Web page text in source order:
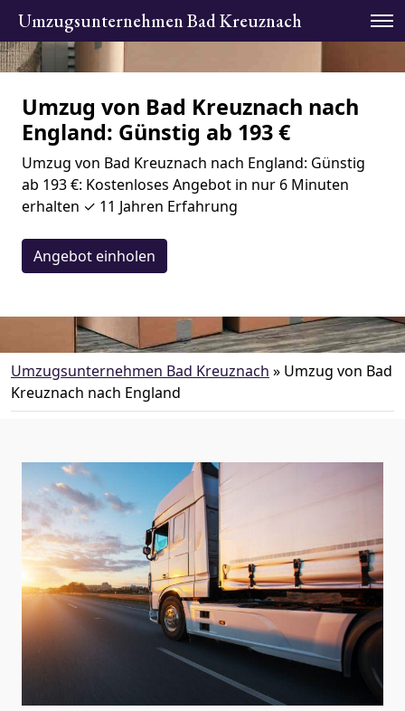
Umzugsunternehmen Bad Kreuznach
Umzug von Bad Kreuznach nach
England: Günstig ab 193 €
Umzug von Bad Kreuznach nach England: Günstig
ab 193 €: Kostenloses Angebot in nur 6 Minuten
erhalten ✓ 11 Jahren Erfahrung
Angebot einholen
Umzugsunternehmen Bad Kreuznach » Umzug von Bad
Kreuznach nach England